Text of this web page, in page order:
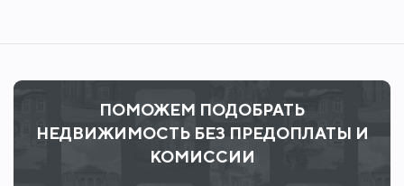
ПОМОЖЕМ ПОДОБРАТЬ
НЕДВИЖИМОСТЬ БЕЗ ПРЕДОПЛАТЫ И
КОМИССИИ